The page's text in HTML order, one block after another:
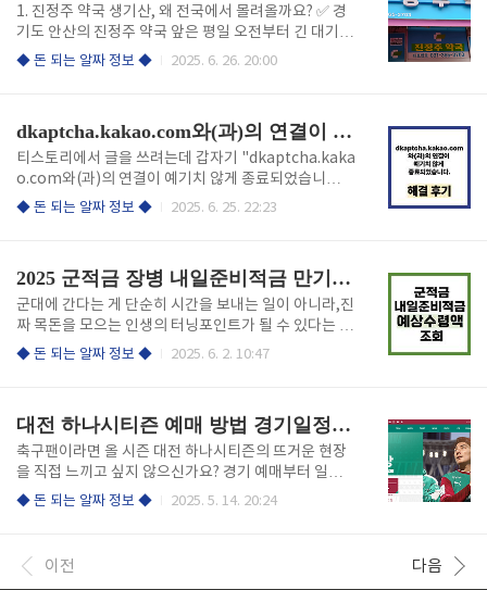
시기: 생일 2개월 전부터 가능 (예: 9월 생일이면 7월부
터 신청 가능) ② 신청처 구분신청처비고단순 무임카드
읍·면·동 주민센터거주지 기준 방문 필수신용·체크카
드형지정 은행 (서울: 신한은행, 경기: 농협, 부산: 부산
1. 진정주 약국 생기산, 왜 전국에서 몰려올까요? ✅ 경
기도 안산의 진정주 약국 앞은 평일 오전부터 긴 대기
행렬이 이어집니다. ✅ 바로 이곳에서만 만날 수 있는
생기산은 오직 이곳에서만 구할 수 있는 독점 한방 과립
제입니다. ✅ 주원료는 시호, 황금, 황련으로, 모두 ‘시
원한 성질’로 유명한 생약재입니다. ✅ 진정주 약사님은
“생기산은 몸속의 열과 독을 빼주고, 혈관을 깨끗하게
해주는 것이 핵심”이라고 강조하십니다. ✅ 실제로 전국
◆ 돈 되는 알짜 정보 ◆ 2025. 6. 26. 20:00
dkaptcha.kakao.com와(과)의 연결이 예기치 않게 종료되었습니다 해결 후기
티스토리에서 글을 쓰려는데 갑자기 "dkaptcha.kaka
o.com와(과)의 연결이 예기치 않게 종료되었습니
다"라는 메시지가 뜬다면, 당황스럽고 답답할 수밖에
그리고 근본적인 예방법까지, 풀어드립니다. 1. 오류의
정체: dkaptcha.kakao.com이란 무엇인가? ✅ 혹시
"캡차(CAPTCHA)"라는 단어, 낯설지 않으신가요? ✅
dkaptcha.kakao.com은 바로 카카오에서 제공하는
캡차 인증 서버입니다. ✅ 캡차는 "Completely Auto
◆ 돈 되는 알짜 정보 ◆ 2025. 6. 25. 22:23
2025 군적금 장병 내일준비적금 만기해지 예상수령액 조회
군대에 간다는 게 단순히 시간을 보내는 일이 아니라,진
짜 목돈을 모으는 인생의 터닝포인트가 될 수 있다는 사
실!! 2025년을 기점으로 군적금 제도는 정말 큰 변화를
(은행별 최대 월 30만 원, 2 계좌 가능) ✅ 가입 기간: 최
소 1개월 ~ 최대 24개월 (만기일은 전역/소집해제 예정
일) ✅ 기본 금리: 은행별 약 5% (IBK기업은행, KB국민
은행 등 기초생활수급자는 최대 3% 우대금리 추가) 📌
정부 지원 ✅ 이자 지원: 2023년 12월 31일까지 납입분
◆ 돈 되는 알짜 정보 ◆ 2025. 6. 2. 10:47
대전 하나시티즌 예매 방법 경기일정 스토어
축구팬이라면 올 시즌 대전 하나시티즌의 뜨거운 현장
을 직접 느끼고 싶지 않으신가요? 경기 예매부터 일정
확인, 공식 온라인스토어 쇼핑까지! 모바일로 더 빠르
즌 예매 방법 ✅ 대전 하나시티즌 홈경기 티켓은 ‘하나
원큐’ 앱을 통해 예매할 수 있습니다. 하나은행 계좌가
◆ 돈 되는 알짜 정보 ◆ 2025. 5. 14. 20:24
이전 다음